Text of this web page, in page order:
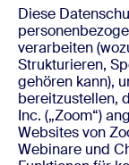
Diese
verarbeiten
Strukturieren,
gehören kann),
bereitzustellen,
Inc. („Zoom“)
Websites von
Webinare und